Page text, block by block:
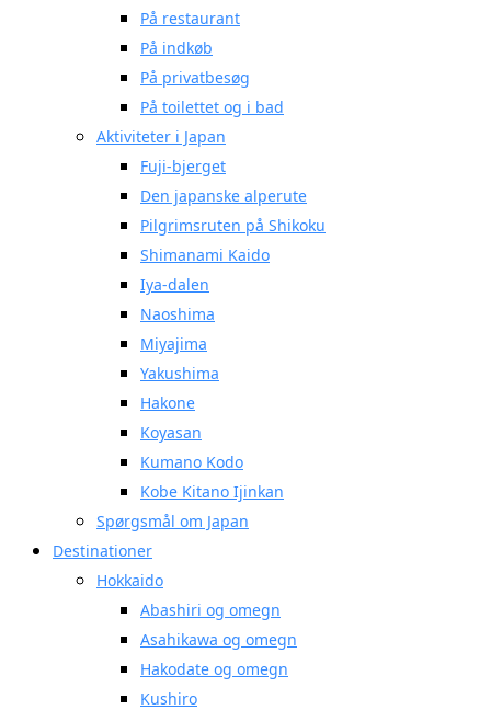
På restaurant
På indkøb
På privatbesøg
På toilettet og i bad
Aktiviteter i Japan
Fuji-bjerget
Den japanske alperute
Pilgrimsruten på Shikoku
Shimanami Kaido
Iya-dalen
Naoshima
Miyajima
Yakushima
Hakone
Koyasan
Kumano Kodo
Kobe Kitano Ijinkan
Spørgsmål om Japan
Destinationer
Hokkaido
Abashiri og omegn
Asahikawa og omegn
Hakodate og omegn
Kushiro